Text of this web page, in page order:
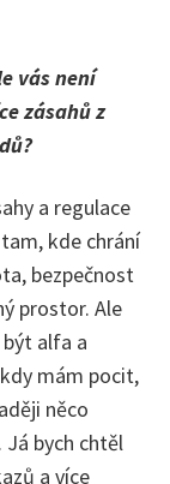
vás není
zásahů z
a regulace
kde chrání
bezpečnost
prostor. Ale
alfa a
mám pocit,
něco
Já bych chtěl
a více